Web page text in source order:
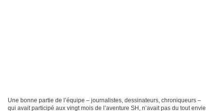
Une bonne partie de l’équipe – journalistes, dessinateurs, chroniqueurs –
qui avait participé aux vingt mois de l’aventure SH, n’avait pas du tout envie